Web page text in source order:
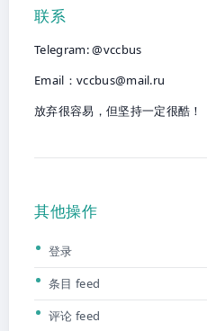
联系
Telegram: @vccbus
Email： vccbus@mail.ru
放弃很容易，但坚持一定很酷！
其他操作
登录
条目 feed
评论 feed